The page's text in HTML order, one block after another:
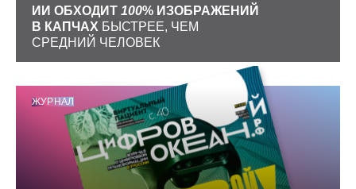
ИИ ОБХОДИТ 100% ИЗОБРАЖЕНИЙ
В КАПЧАХ БЫСТРЕЕ, ЧЕМ
СРЕДНИЙ ЧЕЛОВЕК
ЖУРНАЛ